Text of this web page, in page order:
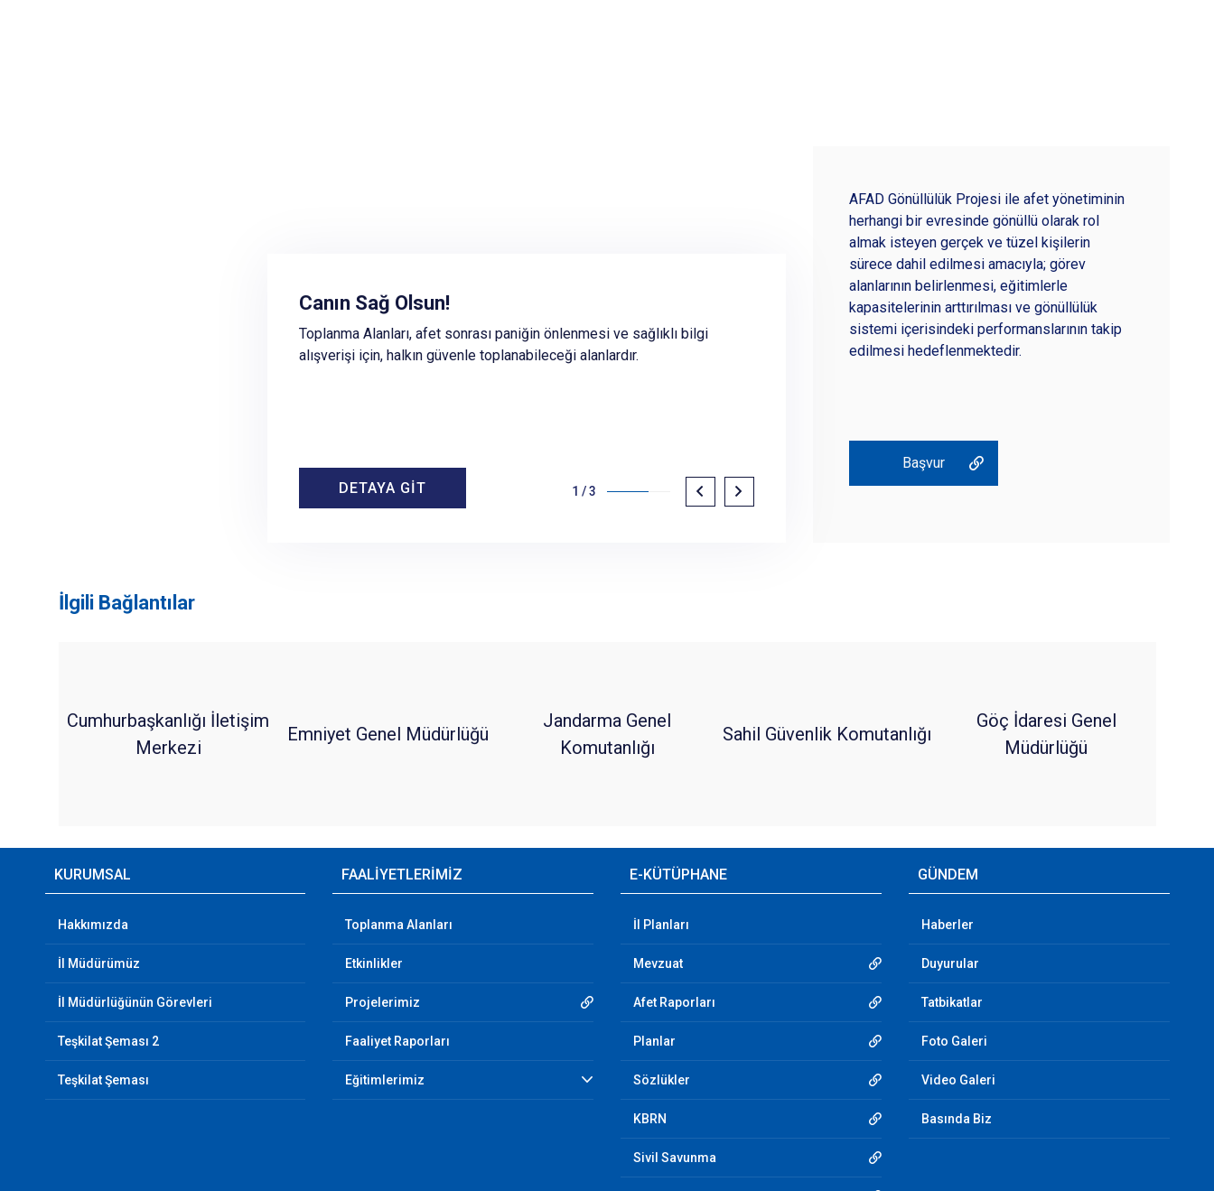
İlimizdeki Toplanma Alanları
Afet ve acil durum sonrası kullanılacak toplanma alanlarının tespiti ve
mahallinde kontrolüne yönelik çalışmalar ilgili Belediye tarafından
DETAYA GİT
Canın Sağ Olsun!
Toplanma Alanları, afet sonrası paniğin önlenmesi ve sağlıklı bilgi
alışverişi için, halkın güvenle toplanabileceği alanlardır.
DETAYA GİT 1 /3
AFAD Gönüllülük Projesi ile afet yönetiminin
herhangi bir evresinde gönüllü olarak rol
almak isteyen gerçek ve tüzel kişilerin
sürece dahil edilmesi amacıyla; görev
alanlarının belirlenmesi, eğitimlerle
kapasitelerinin arttırılması ve gönüllülük
sistemi içerisindeki performanslarının takip
edilmesi hedeflenmektedir.
Başvur
İlgili Bağlantılar
Cumhurbaşkanlığı İletişim
Merkezi
Emniyet Genel Müdürlüğü
Jandarma Genel
Komutanlığı
Sahil Güvenlik Komutanlığı
Göç İdaresi Genel
Müdürlüğü
KURUMSAL
Hakkımızda
İl Müdürümüz
İl Müdürlüğünün Görevleri
Teşkilat Şeması 2
Teşkilat Şeması
FAALİYETLERİMİZ
Toplanma Alanları
Etkinlikler
Projelerimiz
Faaliyet Raporları
Eğitimlerimiz
E-KÜTÜPHANE
İl Planları
Mevzuat
Afet Raporları
Planlar
Sözlükler
KBRN
Sivil Savunma
GÜNDEM
Haberler
Duyurular
Tatbikatlar
Foto Galeri
Video Galeri
Basında Biz